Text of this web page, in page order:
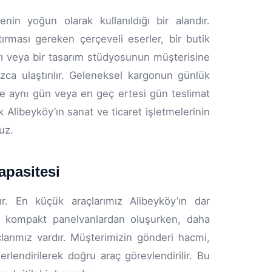
yoğun olarak kullanıldığı bir alandır.
gereken çerçeveli eserler, bir butik
veya bir tasarım stüdyosunun müşterisine
ulaştırılır. Geleneksel kargonun günlük
aynı gün veya en geç ertesi gün teslimat
Alibeyköy’ın sanat ve ticaret işletmelerinin
küçük araçlarımız Alibeyköy’ın dar
panelvanlardan oluşurken, daha
vardır. Müşterimizin gönderi hacmi,
doğru araç görevlendirilir. Bu